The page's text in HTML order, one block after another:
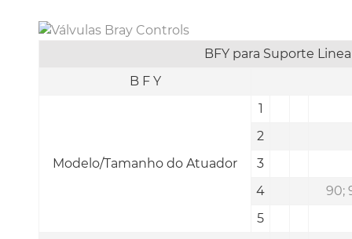
BFY para Suporte
B F Y
Modelo/Tamanho do Atuador
1
2
3
4
90;
5